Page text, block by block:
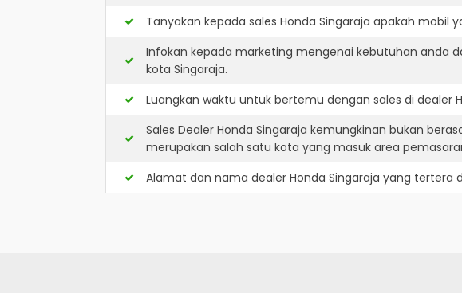
Tanyakan kepada sales Honda Singaraja apakah mobil
Infokan kepada marketing mengenai kebutuhan anda
kota Singaraja.
Luangkan waktu untuk bertemu dengan sales di
Sales Dealer Honda Singaraja kemungkinan bukan
merupakan salah satu kota yang masuk area
Alamat dan nama dealer Honda Singaraja yang tertera